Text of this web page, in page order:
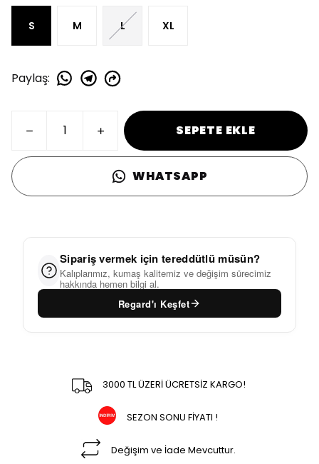
S M L XL
Paylaş:
SEPETE EKLE
WHATSAPP
Sipariş vermek için tereddütlü müsün?
Kalıplarımız, kumaş kalitemiz ve değişim sürecimiz
hakkında hemen bilgi al.
Regard'ı Keşfet
3000 TL ÜZERİ ÜCRETSİZ KARGO!
SEZON SONU FİYATI !
Değişim ve İade Mevcuttur.